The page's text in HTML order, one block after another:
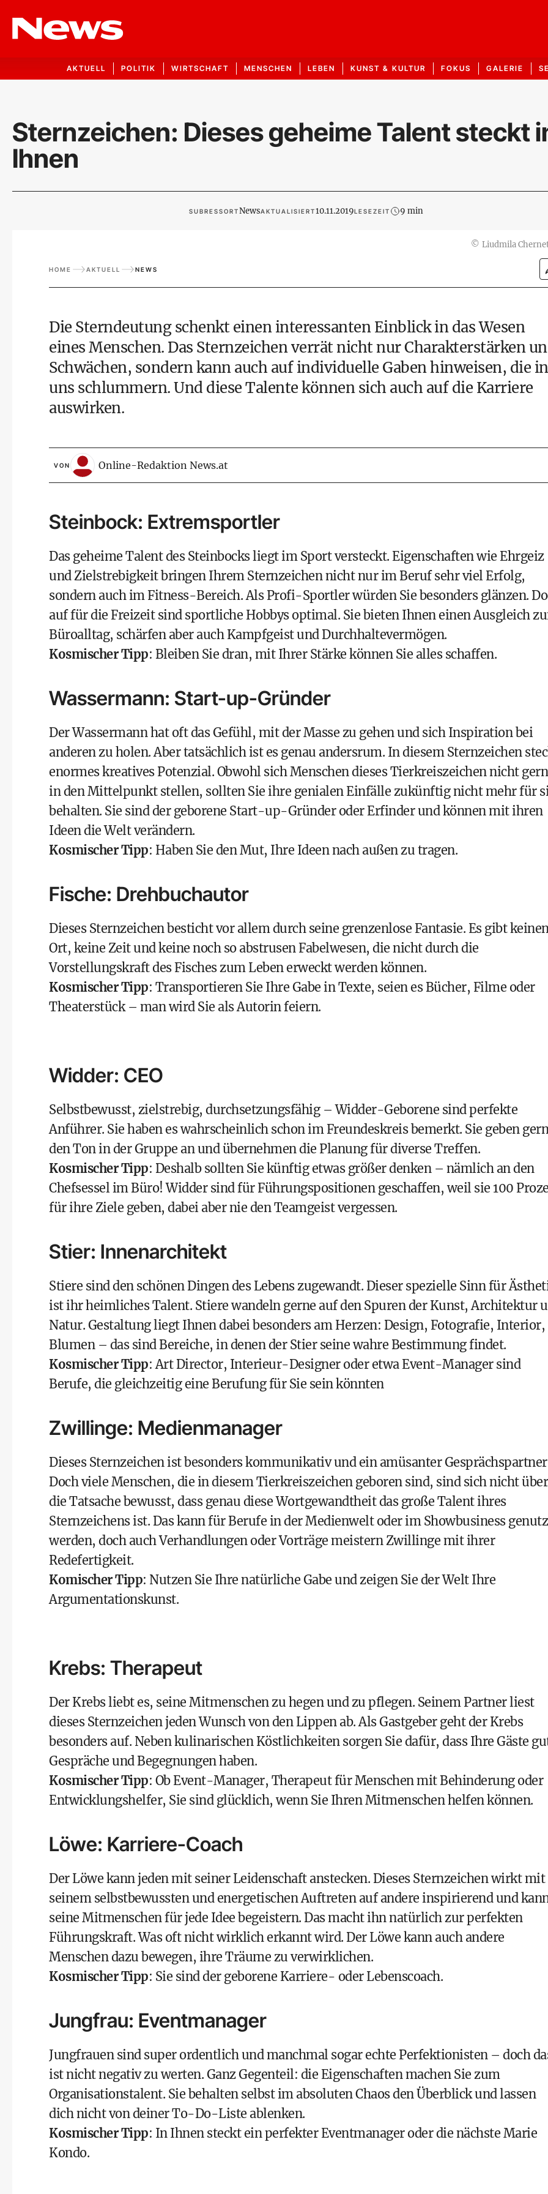
AKTUELL POLITIK WIRTSCHAFT MENSCHEN LEBEN KUNST & KULTUR FOKUS GALERIE
Sternzeichen: Dieses geheime Talent steckt
Ihnen
SUBRESSORTNewsAKTUALISIERT10.11.2019LESEZEIT 9 min
© Liudmila
HOME AKTUELL NEWS
Die Sterndeutung schenkt einen interessanten Einblick in das Wesen
eines Menschen. Das Sternzeichen verrät nicht nur Charakterstärken
Schwächen, sondern kann auch auf individuelle Gaben hinweisen, die in
uns schlummern. Und diese Talente können sich auch auf die Karriere
auswirken.
VON Online-Redaktion News.at
Steinbock: Extremsportler
Das geheime Talent des Steinbocks liegt im Sport versteckt. Eigenschaften wie Ehrgeiz
und Zielstrebigkeit bringen Ihrem Sternzeichen nicht nur im Beruf sehr viel Erfolg,
sondern auch im Fitness-Bereich. Als Profi-Sportler würden Sie besonders glänzen.
auf für die Freizeit sind sportliche Hobbys optimal. Sie bieten Ihnen einen Ausgleich
Büroalltag, schärfen aber auch Kampfgeist und Durchhaltevermögen.
Kosmischer Tipp: Bleiben Sie dran, mit Ihrer Stärke können Sie alles schaffen.
Wassermann: Start-up-Gründer
Der Wassermann hat oft das Gefühl, mit der Masse zu gehen und sich Inspiration bei
anderen zu holen. Aber tatsächlich ist es genau andersrum. In diesem Sternzeichen
enormes kreatives Potenzial. Obwohl sich Menschen dieses Tierkreiszeichen nicht
in den Mittelpunkt stellen, sollten Sie ihre genialen Einfälle zukünftig nicht mehr für
behalten. Sie sind der geborene Start-up-Gründer oder Erfinder und können mit ihren
Ideen die Welt verändern.
Kosmischer Tipp: Haben Sie den Mut, Ihre Ideen nach außen zu tragen.
Fische: Drehbuchautor
Dieses Sternzeichen besticht vor allem durch seine grenzenlose Fantasie. Es gibt
Ort, keine Zeit und keine noch so abstrusen Fabelwesen, die nicht durch die
Vorstellungskraft des Fisches zum Leben erweckt werden können.
Kosmischer Tipp: Transportieren Sie Ihre Gabe in Texte, seien es Bücher, Filme oder
Theaterstück – man wird Sie als Autorin feiern.
Widder: CEO
Selbstbewusst, zielstrebig, durchsetzungsfähig – Widder-Geborene sind perfekte
Anführer. Sie haben es wahrscheinlich schon im Freundeskreis bemerkt. Sie geben
den Ton in der Gruppe an und übernehmen die Planung für diverse Treffen.
Kosmischer Tipp: Deshalb sollten Sie künftig etwas größer denken – nämlich an den
Chefsessel im Büro! Widder sind für Führungspositionen geschaffen, weil sie 100
für ihre Ziele geben, dabei aber nie den Teamgeist vergessen.
Stier: Innenarchitekt
Stiere sind den schönen Dingen des Lebens zugewandt. Dieser spezielle Sinn für
ist ihr heimliches Talent. Stiere wandeln gerne auf den Spuren der Kunst, Architektur
Natur. Gestaltung liegt Ihnen dabei besonders am Herzen: Design, Fotografie, Interior,
Blumen – das sind Bereiche, in denen der Stier seine wahre Bestimmung findet.
Kosmischer Tipp: Art Director, Interieur-Designer oder etwa Event-Manager sind
Berufe, die gleichzeitig eine Berufung für Sie sein könnten
Zwillinge: Medienmanager
Dieses Sternzeichen ist besonders kommunikativ und ein amüsanter
Doch viele Menschen, die in diesem Tierkreiszeichen geboren sind, sind sich nicht über
die Tatsache bewusst, dass genau diese Wortgewandtheit das große Talent ihres
Sternzeichens ist. Das kann für Berufe in der Medienwelt oder im Showbusiness
werden, doch auch Verhandlungen oder Vorträge meistern Zwillinge mit ihrer
Redefertigkeit.
Komischer Tipp: Nutzen Sie Ihre natürliche Gabe und zeigen Sie der Welt Ihre
Argumentationskunst.
Krebs: Therapeut
Der Krebs liebt es, seine Mitmenschen zu hegen und zu pflegen. Seinem Partner liest
dieses Sternzeichen jeden Wunsch von den Lippen ab. Als Gastgeber geht der Krebs
besonders auf. Neben kulinarischen Köstlichkeiten sorgen Sie dafür, dass Ihre Gäste
Gespräche und Begegnungen haben.
Kosmischer Tipp: Ob Event-Manager, Therapeut für Menschen mit Behinderung oder
Entwicklungshelfer, Sie sind glücklich, wenn Sie Ihren Mitmenschen helfen können.
Löwe: Karriere-Coach
Der Löwe kann jeden mit seiner Leidenschaft anstecken. Dieses Sternzeichen wirkt mit
seinem selbstbewussten und energetischen Auftreten auf andere inspirierend und
seine Mitmenschen für jede Idee begeistern. Das macht ihn natürlich zur perfekten
Führungskraft. Was oft nicht wirklich erkannt wird. Der Löwe kann auch andere
Menschen dazu bewegen, ihre Träume zu verwirklichen.
Kosmischer Tipp: Sie sind der geborene Karriere- oder Lebenscoach.
Jungfrau: Eventmanager
Jungfrauen sind super ordentlich und manchmal sogar echte Perfektionisten – doch
ist nicht negativ zu werten. Ganz Gegenteil: die Eigenschaften machen Sie zum
Organisationstalent. Sie behalten selbst im absoluten Chaos den Überblick und lassen
dich nicht von deiner To-Do-Liste ablenken.
Kosmischer Tipp: In Ihnen steckt ein perfekter Eventmanager oder die nächste Marie
Kondo.